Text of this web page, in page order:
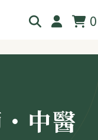
0
中醫